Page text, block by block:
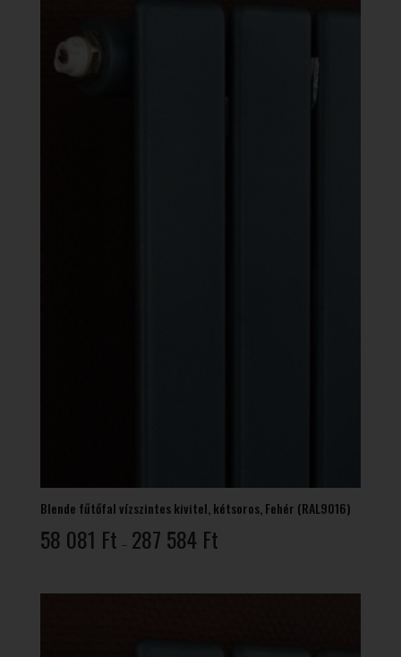
Blende fűtőfal vízszintes kivitel, kétsoros, Fehér (RAL9016)
58 081 Ft – 287 584 Ft58
-